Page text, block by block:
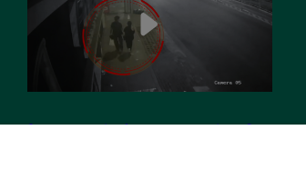
Joven es asesinada por su expareja en La